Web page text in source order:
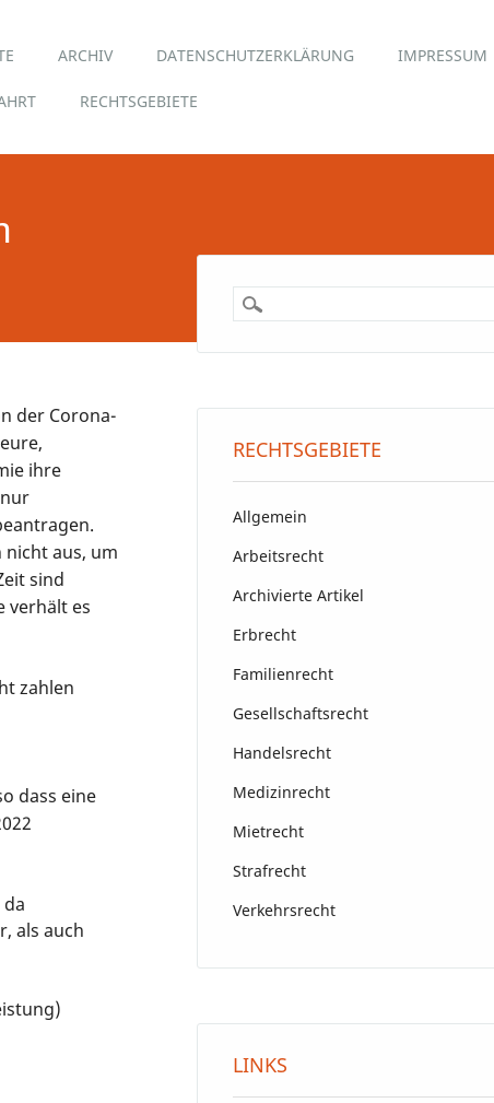
ARCHIV DATENSCHUTZERKLÄRUNG IMPRESSUM
RECHTSGEBIETE
der Corona-
ihre
aus, um
sind
verhält es
zahlen
dass eine
als auch
RECHTSGEBIETE
Allgemein
Arbeitsrecht
Archivierte Artikel
Erbrecht
Familienrecht
Gesellschaftsrecht
Handelsrecht
Medizinrecht
Mietrecht
Strafrecht
Verkehrsrecht
LINKS